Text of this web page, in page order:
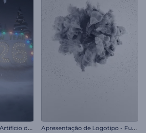
I
ntrodução Fogos de Artifício do Rendy A
presentação de Logotipo - Fumaça Giratória